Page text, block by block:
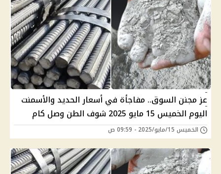
عز مجنن السوق.. مفاجأة في أسعار الحديد والأسمنت
اليوم الخميس 15 مايو 2025 شوف الطن وصل كام
الخميس 15/مايو/2025 - 09:59 ص